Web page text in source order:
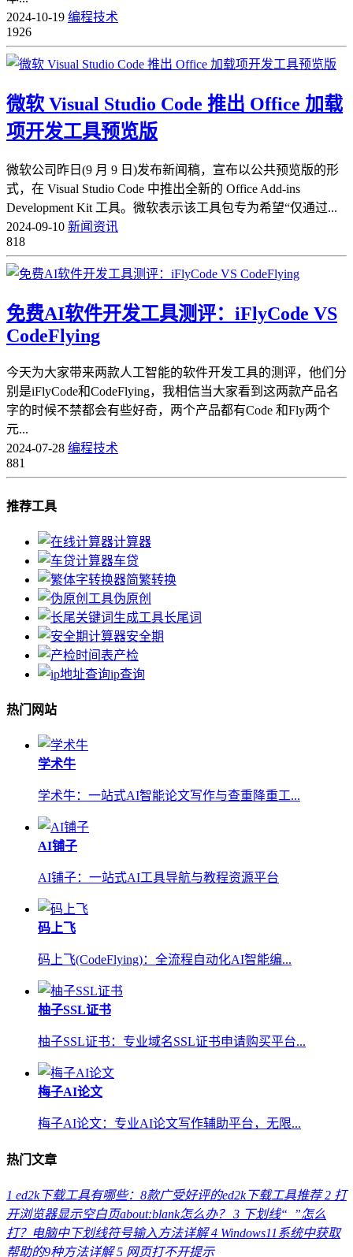
2024-10-19 编程技术
1926
微软 Visual Studio Code 推出 Office 加载
项开发工具预览版
微软公司昨日(9 月 9 日)发布新闻稿，宣布以公共预览版的形
式，在 Visual Studio Code 中推出全新的 Office Add-ins
Development Kit 工具。微软表示该工具包专为希望“仅通过...
2024-09-10 新闻资讯
818
免费AI软件开发工具测评：iFlyCode VS
CodeFlying
今天为大家带来两款人工智能的软件开发工具的测评，他们分
别是iFlyCode和CodeFlying，我相信当大家看到这两款产品名
字的时候不禁都会有些好奇，两个产品都有Code 和Fly两个
元...
2024-07-28 编程技术
881
推荐工具
计算器
车贷
简繁转换
伪原创
长尾词
安全期
产检
ip查询
热门网站
学术牛
学术牛：一站式AI智能论文写作与查重降重工...
AI铺子
AI铺子：一站式AI工具导航与教程资源平台
码上飞
码上飞(CodeFlying)：全流程自动化AI智能编...
柚子SSL证书
柚子SSL证书：专业域名SSL证书申请购买平台...
梅子AI论文
梅子AI论文：专业AI论文写作辅助平台，无限...
热门文章
1 ed2k下载工具有哪些：8款广受好评的ed2k下载工具推荐 2 打
开浏览器显示空白页about:blank怎么办？ 3 下划线“_”怎么
打？电脑中下划线符号输入方法详解 4 Windows11系统中获取
帮助的9种方法详解 5 网页打不开提示